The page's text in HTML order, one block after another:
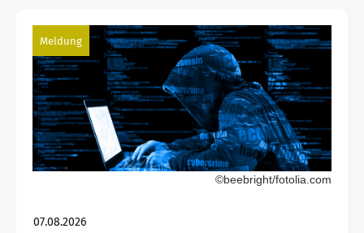
Meldung
©beebright/fotolia.com
07.08.2026